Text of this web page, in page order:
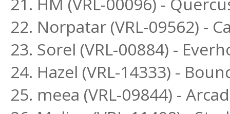
22. Norpatar (VRL-09562) -
23. Sorel (VRL-00884) -
24. Hazel (VRL-14333) -
25. meea (VRL-09844) -